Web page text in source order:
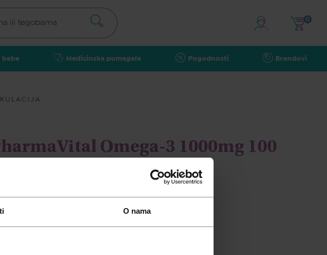
O nama
bebe Medicinska pomagala Pogodnosti Brandovi
0
Omega-3 1000mg 100
22,43 €